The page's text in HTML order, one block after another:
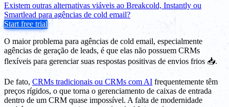
Existem outras alternativas viáveis ao Breakcold, Instantly ou
Smartlead para agências de cold email?
Start free trial
O maior problema para agências de cold email, especialmente
agências de geração de leads, é que elas não possuem CRMs
flexíveis para gerenciar suas respostas positivas de envios frios 📥.
De fato, CRMs tradicionais ou CRMs com AI frequentemente têm
preços rígidos, o que torna o gerenciamento de caixas de entrada
dentro de um CRM quase impossível. A falta de modernidade